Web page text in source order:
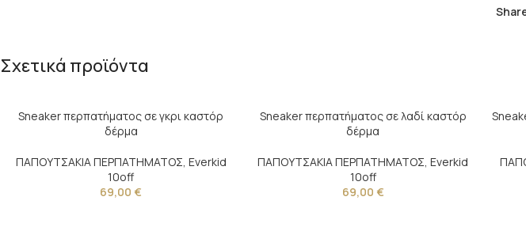
Σχετικά προϊόντα
Sneaker περπατήματος σε γκρι καστόρ
δέρμα
ΠΑΠΟΥΤΣΑΚΙΑ ΠΕΡΠΑΤΗΜΑΤΟΣ, Everkid
10off
69,00 €
Sneaker περπατήματος σε λαδί καστόρ
δέρμα
ΠΑΠΟΥΤΣΑΚΙΑ ΠΕΡΠΑΤΗΜΑΤΟΣ,Everkid
10off
69,00 €